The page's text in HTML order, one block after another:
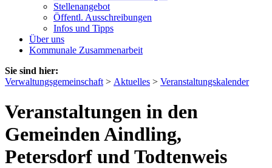
Stellenangebot
Öffentl. Ausschreibungen
Infos und Tipps
Über uns
Kommunale Zusammenarbeit
Sie sind hier:
Verwaltungsgemeinschaft > Aktuelles > Veranstaltungskalender
Veranstaltungen in den
Gemeinden Aindling,
Petersdorf und Todtenweis